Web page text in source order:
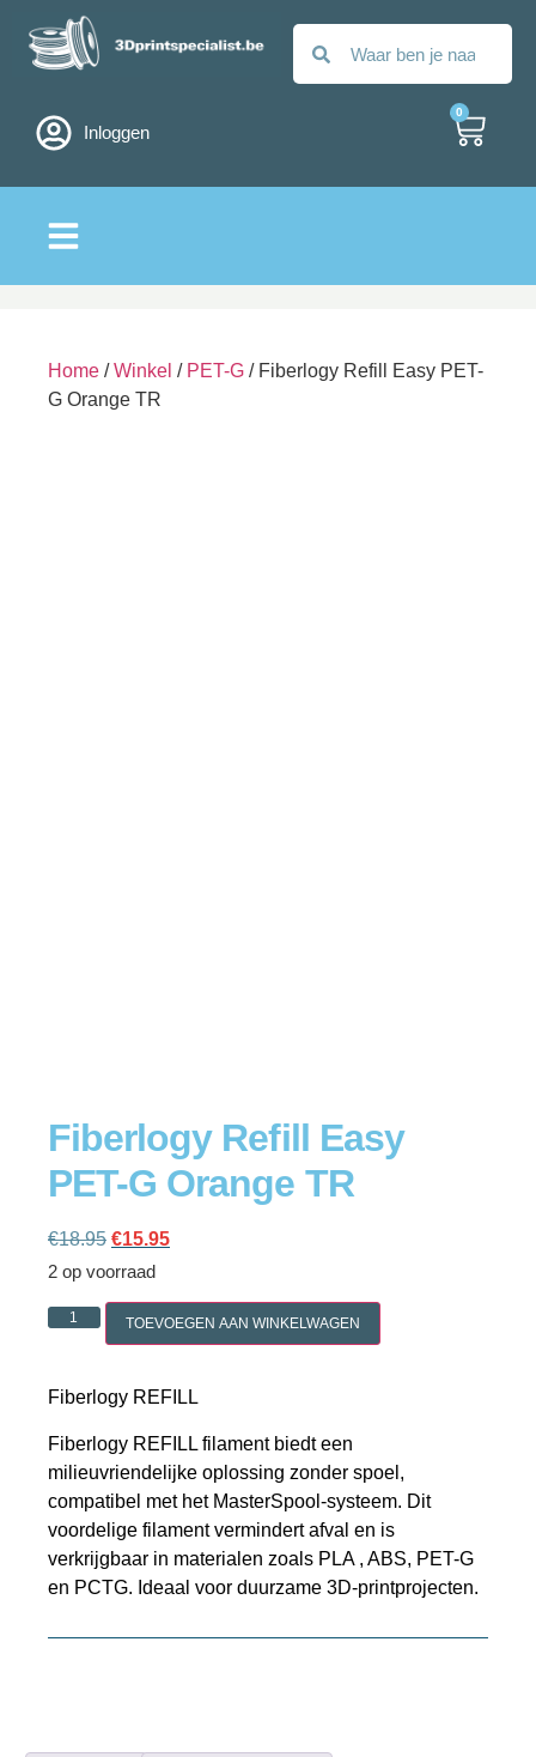
Inloggen
0
Home /Winkel / PET-G / Fiberlogy Refill Easy PET-
G Orange TR
Fiberlogy Refill Easy
PET-G Orange TR
€18.95 €15.95
2 op voorraad
TOEVOEGEN AAN WINKELWAGEN
Fiberlogy REFILL
Fiberlogy REFILL filament biedt een
milieuvriendelijke oplossing zonder spoel,
compatibel met het MasterSpool-systeem. Dit
voordelige filament vermindert afval en is
verkrijgbaar in materialen zoals PLA , ABS, PET-G
en PCTG. Ideaal voor duurzame 3D-printprojecten.